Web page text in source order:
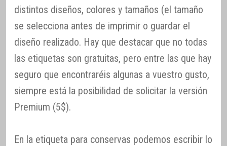
distintos diseños, colores y tamaños (el tamaño
se selecciona antes de imprimir o guardar el
diseño realizado. Hay que destacar que no todas
las etiquetas son gratuitas, pero entre las que hay
seguro que encontraréis algunas a vuestro gusto,
siempre está la posibilidad de solicitar la versión
Premium (5$).
En la etiqueta para conservas podemos escribir lo